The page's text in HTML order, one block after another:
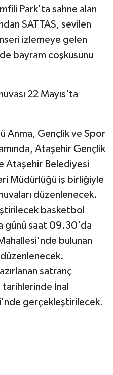
Park'ta sahne alan
SATTAS, sevilen
izlemeye gelen
bayram coşkusunu
22 Mayıs'ta
Anma, Gençlik ve Spor
Ataşehir Gençlik
Ataşehir Belediyesi
Müdürlüğü iş birliğiyle
düzenlenecek.
basketbol
günü saat 09.30'da
bulunan
düzenlenecek.
satranç
tarihlerinde İnal
gerçekleştirilecek.